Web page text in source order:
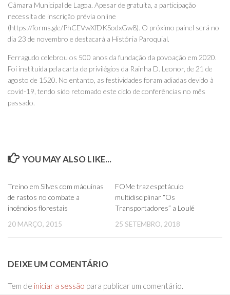
Câmara Municipal de Lagoa. Apesar de gratuita, a participação
necessita de inscrição prévia online
(https://forms.gle/PhCEVwXfDKSodxGw8). O próximo painel será no
dia 23 de novembro e destacará a História Paroquial.
Ferragudo celebrou os 500 anos da fundação da povoação em 2020.
Foi instituída pela carta de privilégios da Rainha D. Leonor, de 21 de
agosto de 1520. No entanto, as festividades foram adiadas devido à
covid-19, tendo sido retomado este ciclo de conferências no mês
passado.
YOU MAY ALSO LIKE...
Treino em Silves com máquinas
de rastos no combate a
incêndios florestais
20 MARÇO, 2015
FOMe traz espetáculo
multidisciplinar “Os
Transportadores” a Loulé
25 SETEMBRO, 2018
DEIXE UM COMENTÁRIO
Tem de iniciar a sessão para publicar um comentário.